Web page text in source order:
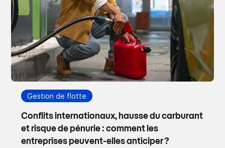
Gestion de flotte
Conflits internationaux, hausse du carburant
et risque de pénurie : comment les
entreprises peuvent-elles anticiper ?